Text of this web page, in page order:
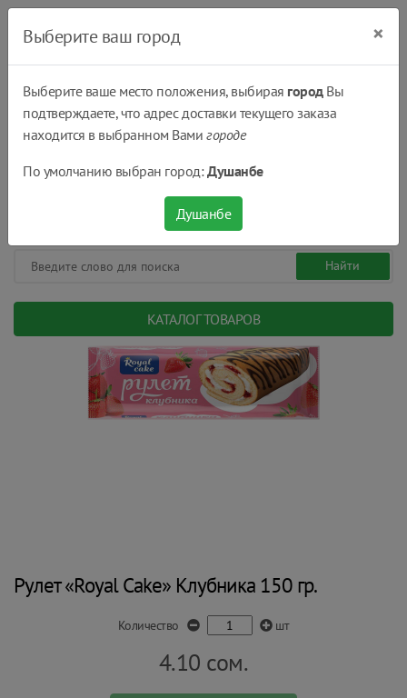
КАТАЛОГ ТОВАРОВ
Рулет «Royal Cake» Клубника 150 гр.
Количество шт
4.10 сом.
Выберите ваш город ×
Выберите ваше место положения, выбирая городВы
подтверждаете, что адрес доставки текущего заказа
находится в выбранном Вамигороде
По умолчанию выбран город:Душанбе
Душанбе